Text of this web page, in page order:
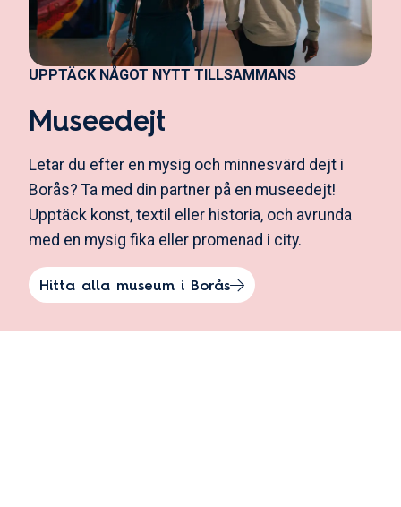
UPPTÄCK NÅGOT NYTT TILLSAMMANS
Museedejt
Letar du efter en mysig och minnesvärd dejt i
Borås? Ta med din partner på en museedejt!
Upptäck konst, textil eller historia, och avrunda
med en mysig fika eller promenad i city.
Hitta alla museum i Borås